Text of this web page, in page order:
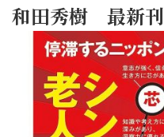
和田秀樹 最新刊